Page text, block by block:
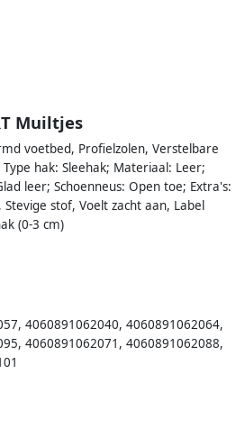
Muiltjes
voetbed, Profielzolen, Verstelbare
hak: Sleehak; Materiaal: Leer;
leer; Schoenneus: Open toe; Extra's:
stof, Voelt zacht aan, Label
(0-3 cm)
, 4060891062040, 4060891062064,
, 4060891062071 , 4060891062088,